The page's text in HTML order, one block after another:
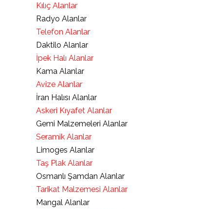
Kılıç Alanlar
Radyo Alanlar
Telefon Alanlar
Daktilo Alanlar
İpek Halı Alanlar
Kama Alanlar
Avize Alanlar
İran Halısı Alanlar
Askeri Kıyafet Alanlar
Gemi Malzemeleri Alanlar
Seramik Alanlar
Limoges Alanlar
Taş Plak Alanlar
Osmanlı Şamdan Alanlar
Tarikat Malzemesi Alanlar
Mangal Alanlar